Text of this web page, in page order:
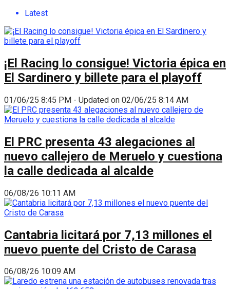
Latest
¡El Racing lo consigue! Victoria épica en
El Sardinero y billete para el playoff
01/06/25 8:45 PM - Updated on 02/06/25 8:14 AM
El PRC presenta 43 alegaciones al
nuevo callejero de Meruelo y cuestiona
la calle dedicada al alcalde
06/08/26 10:11 AM
Cantabria licitará por 7,13 millones el
nuevo puente del Cristo de Carasa
06/08/26 10:09 AM